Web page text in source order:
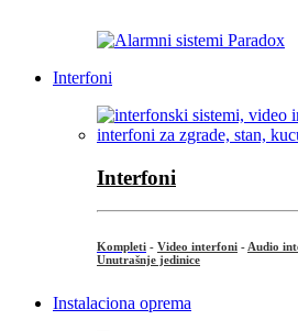
Interfoni
Interfoni
Kompleti - Video interfoni - Audio
Unutrašnje jedinice
Instalaciona oprema